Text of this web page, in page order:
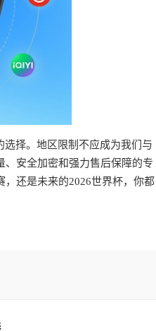
择。地区限制不应成为我们与
安全加密和强力售后保障的专
还是未来的2026世界杯，你都